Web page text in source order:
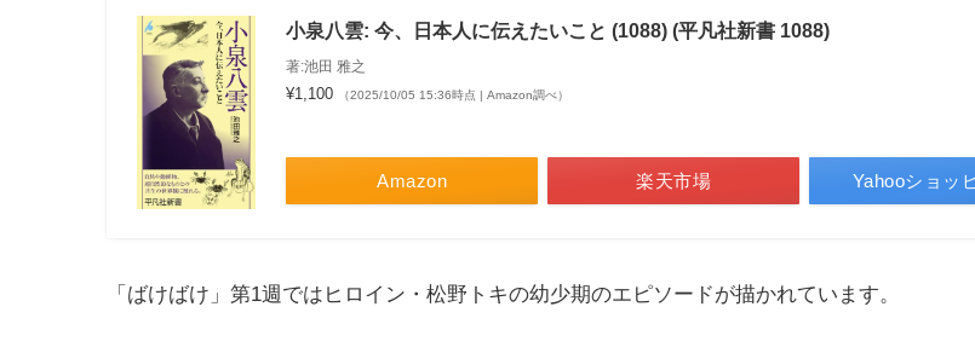
小泉八雲: 今、日本人に伝えたいこと (1088) (平凡社新書 1088)
著:池田 雅之
¥1,100 （2025/10/05 15:36時点 | Amazon調べ）
Amazon 楽天市場 Yahooショッ
「ばけばけ」第1週ではヒロイン・松野トキの幼少期のエピソードが描かれています。